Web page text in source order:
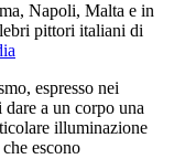
Napoli, Malta e in
pittori italiani di
espresso nei
a un corpo una
illuminazione
escono